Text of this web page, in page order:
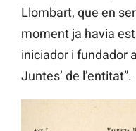
Llombart, que en
moment ja havia
iniciador i fundador
Juntes’ de l’entitat”.